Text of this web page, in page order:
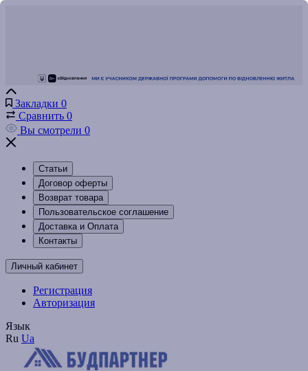
Закладки 0
Сравнить 0
Вы смотрели 0
Статьи
Договор оферты
Возврат товара
Пользовательское соглашение
Доставка и Оплата
Контакты
Личный кабинет
Регистрация
Авторизация
Язык
Ru Ua